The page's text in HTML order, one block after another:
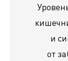
и
от